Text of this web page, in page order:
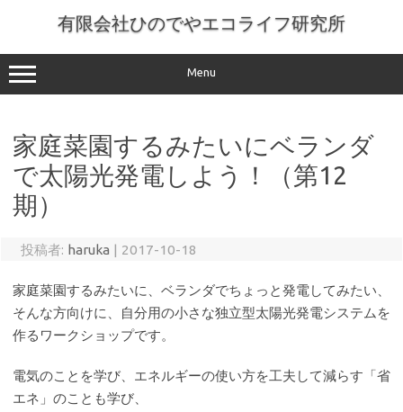
へ
ス
有限会社ひのでやエコライフ研究所
Menu
家庭菜園するみたいにベランダ
で太陽光発電しよう！（第12
期）
投稿者: haruka | 2017-10-18
家庭菜園するみたいに、ベランダでちょっと発電してみたい、
そんな方向けに、自分用の小さな独立型太陽光発電システムを
作るワークショップです。
電気のことを学び、エネルギーの使い方を工夫して減らす「省
エネ」のことも学び、